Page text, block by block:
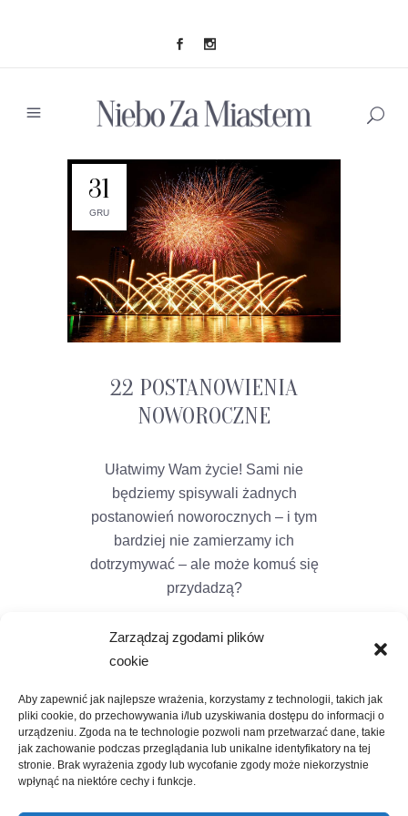
Zarządzaj zgodami plików
cookie
Aby zapewnić jak najlepsze wrażenia, korzystamy z technologii, takich jak
pliki cookie, do przechowywania i/lub uzyskiwania dostępu do informacji o
urządzeniu. Zgoda na te technologie pozwoli nam przetwarzać dane, takie
jak zachowanie podczas przeglądania lub unikalne identyfikatory na tej
stronie. Brak wyrażenia zgody lub wycofanie zgody może niekorzystnie
wpłynąć na niektóre cechy i funkcje.
31
GRU
22 POSTANOWIENIA
NOWOROCZNE
Ułatwimy Wam życie! Sami nie
będziemy spisywali żadnych
postanowień noworocznych – i tym
bardziej nie zamierzamy ich
dotrzymywać – ale może komuś się
przydadzą?